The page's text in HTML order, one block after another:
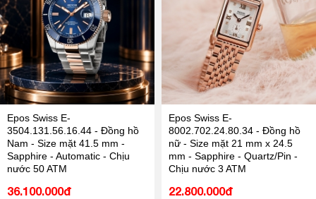
Epos Swiss E-
3504.131.56.16.44 - Đồng hồ
Nam - Size mặt 41.5 mm -
Sapphire - Automatic - Chịu
nước 50 ATM
36.100.000đ
Epos Swiss E-
8002.702.24.80.34 - Đồng hồ
nữ - Size mặt 21 mm x 24.5
mm - Sapphire - Quartz/Pin -
Chịu nước 3 ATM
22.800.000đ